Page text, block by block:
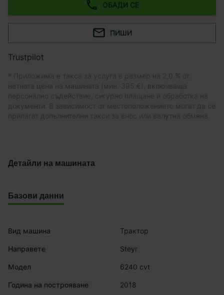
ОБАДИ СЕ
ПИШИ
Trustpilot
* Приложима е такса за услуга в размер на 2,0 % от
нетната цена на машината (мин. 395 €), включваща
персонално съдействие, сигурно плащане и обработка на
документи. В зависимост от местоположението могат да се
прилагат допълнителни такси за внос или валутна обмяна.
Детайли на машината
Базови данни
Вид машина Трактор
Направете Steyr
Модел 6240 cvt
Година на построяване 2018